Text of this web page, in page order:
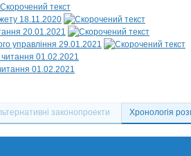
18.11.2020
20.01.2021
управління 29.01.2021
читання 01.02.2021
01.02.2021
законопроекти Хронологія